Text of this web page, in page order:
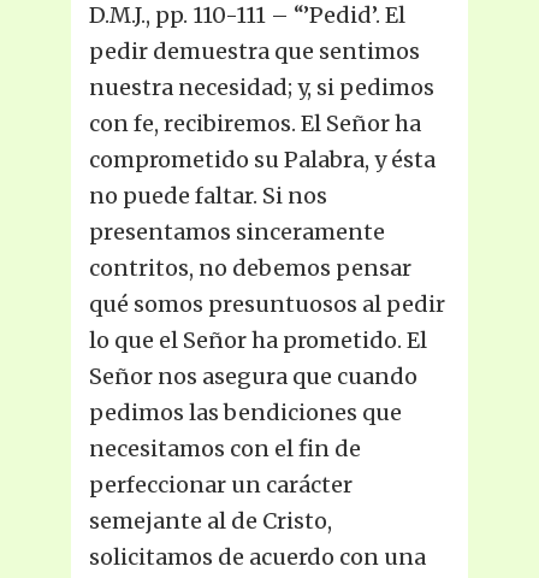
D.M.J., pp. 110-111 – “’Pedid’. El
pedir demuestra que sentimos
nuestra necesidad; y, si pedimos
con fe, recibiremos. El Señor ha
comprometido su Palabra, y ésta
no puede faltar. Si nos
presentamos sinceramente
contritos, no debemos pensar
qué somos presuntuosos al pedir
lo que el Señor ha prometido. El
Señor nos asegura que cuando
pedimos las bendiciones que
necesitamos con el fin de
perfeccionar un carácter
semejante al de Cristo,
solicitamos de acuerdo con una